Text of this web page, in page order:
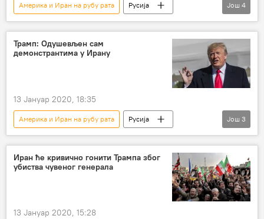
Америка и Иран на рубу рата
Русија
Свет
Вести
Сергеј Лавров
Касем Сулејмани
Још 4
Трамп: Одушевљен сам
демонстрантима у Ирану
13 Јануар 2020, 18:35
Америка и Иран на рубу рата
Русија
Свет
Вести
Иран
протести
Још 3
Иран ће кривично гонити Трампа због
убиства чувеног генерала
13 Јануар 2020, 15:28